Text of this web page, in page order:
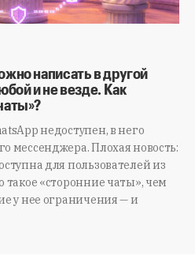
написать в другой
и не везде. Как
недоступен, в него
мессенджера. Плохая новость:
для пользователей из
такое «сторонние чаты», чем
у нее ограничения — и